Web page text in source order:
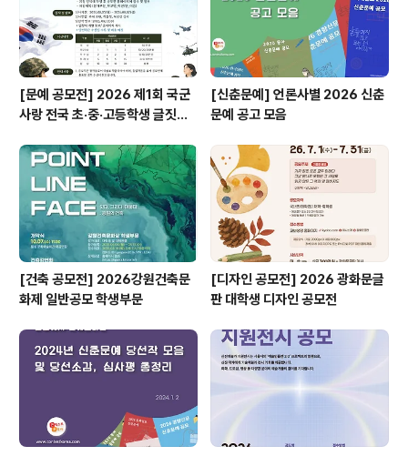
[문예 공모전] 2026 제1회 국군
사랑 전국 초·중·고등학생 글짓기
[신춘문예] 언론사별 2026 신춘
문예 공고 모음
[건축 공모전] 2026강원건축문
화제 일반공모 학생부문
[디자인 공모전] 2026 광화문글
판 대학생 디자인 공모전